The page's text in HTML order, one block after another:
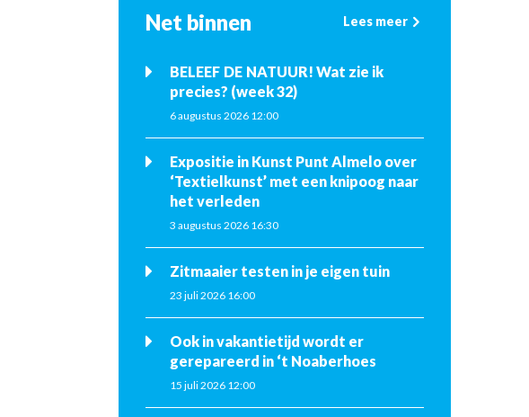
Net binnen Lees meer
BELEEF DE NATUUR! Wat zie ik
precies? (week 32)
6 augustus 2026 12:00
Expositie in Kunst Punt Almelo over
‘Textielkunst’ met een knipoog naar
het verleden
3 augustus 2026 16:30
Zitmaaier testen in je eigen tuin
23 juli 2026 16:00
Ook in vakantietijd wordt er
gerepareerd in ‘t Noaberhoes
15 juli 2026 12:00